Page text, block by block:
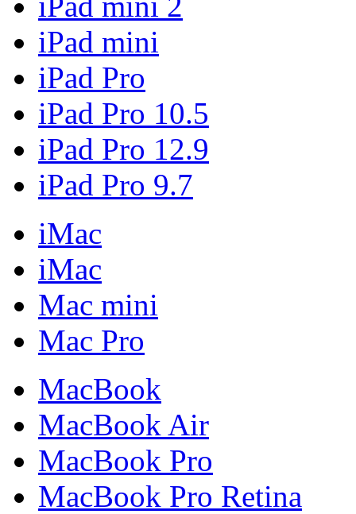
iPad mini
iPad Pro
iPad Pro 10.5
iPad Pro 12.9
iPad Pro 9.7
iMac
iMac
Mac mini
Mac Pro
MacBook
MacBook Air
MacBook Pro
MacBook Pro Retina